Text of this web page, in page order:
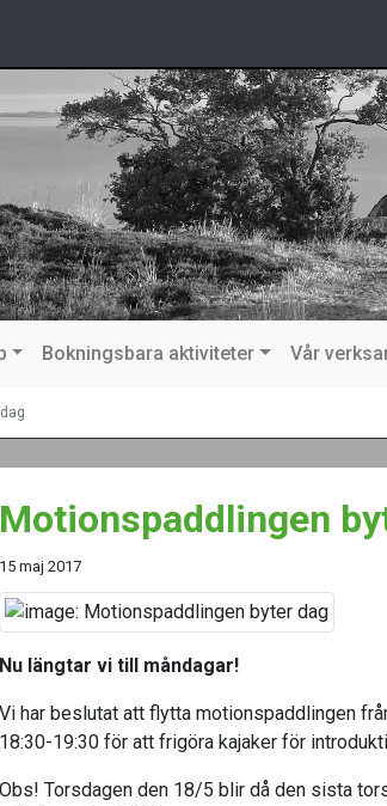
Bokningsbara aktiviteter Vår
Motionspaddlingen
15 maj 2017
Nu längtar vi till måndagar!
Vi har beslutat att flytta motionspaddlingen
18:30-19:30 för att frigöra kajaker för
Obs! Torsdagen den 18/5 blir då den sista